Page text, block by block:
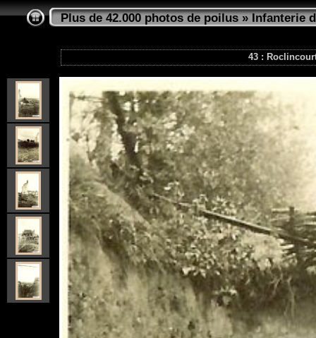
Plus de 42.000 photos de poilus»Infanterie
43 :